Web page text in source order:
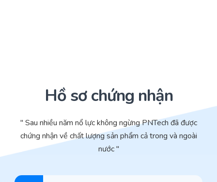
Hồ sơ chứng nhận
" Sau nhiều năm nổ lực không ngừng PNTech đã được
chứng nhận về chất lượng sản phẩm cả trong và ngoài
nước "